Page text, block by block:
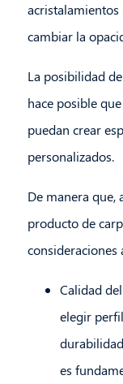
acristalamientos
cambiar la
La posibilidad
hace posible
puedan crear
personalizados.
De manera que,
producto de
consideraciones
Calidad
elegir
es